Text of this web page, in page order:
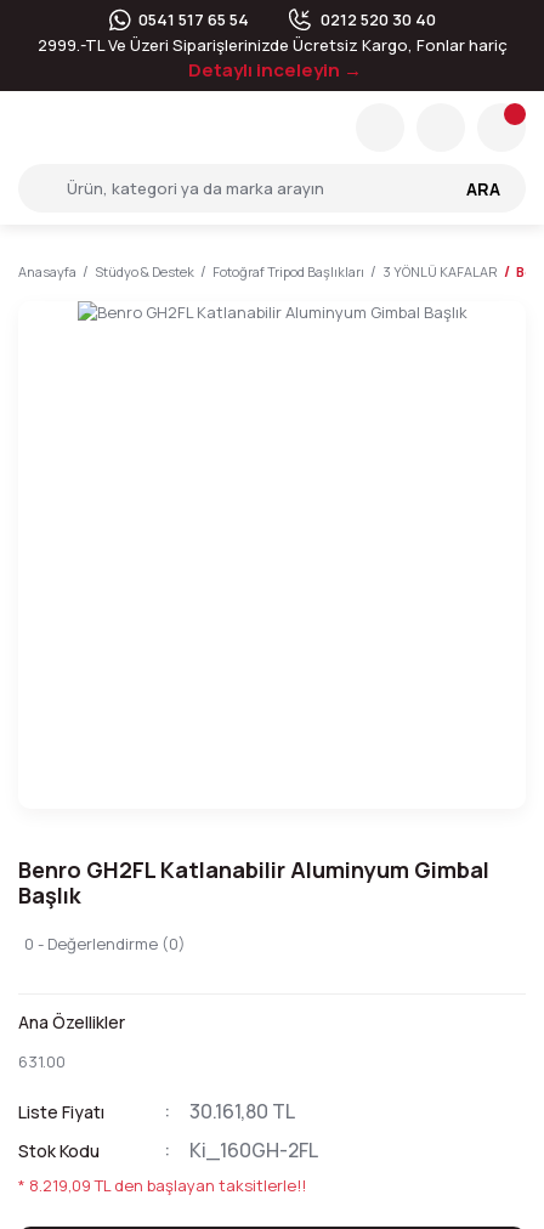
0541 517 65 54
0212 520 30 40
2999.-TL Ve Üzeri Siparişlerinizde Ücretsiz Kargo, Fonlar hariç
Detaylı inceleyin →
ARA
Anasayfa Stüdyo & Destek Fotoğraf Tripod Başlıkları 3 YÖNLÜ KAFALAR
Benro GH2FL Katlanabilir Aluminyum Gimbal
Başlık
0 - Değerlendirme (0)
Ana Özellikler
631.00
Liste Fiyatı 30.161,80 TL
Stok Kodu Ki_160GH-2FL
* 8.219,09 TL den başlayan taksitlerle!!